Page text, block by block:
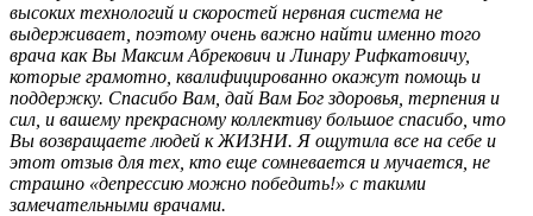
высоких технологий и скоростей нервная система не
выдерживает, поэтому очень важно найти именно того
врача как Вы Максим Абрекович и Линару Рифкатовичу,
которые грамотно, квалифицированно окажут помощь и
поддержку. Спасибо Вам, дай Вам Бог здоровья, терпения и
сил, и вашему прекрасному коллективу большое спасибо, что
Вы возвращаете людей к ЖИЗНИ. Я ощутила все на себе и
этот отзыв для тех, кто еще сомневается и мучается, не
страшно «депрессию можно победить!» с такими
замечательными врачами.